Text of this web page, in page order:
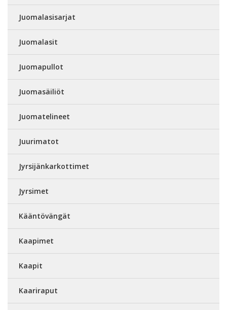
Juomalasisarjat
Juomalasit
Juomapullot
Juomasäiliöt
Juomatelineet
Juurimatot
Jyrsijänkarkottimet
Jyrsimet
Kääntövängät
Kaapimet
Kaapit
Kaariraput